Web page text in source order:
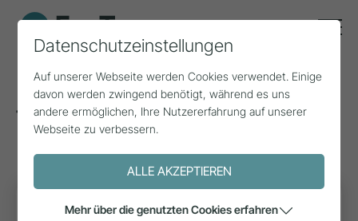
Tags zum Thema: MCI(2)
FORSCHUNG
Datenschutzeinstellungen
Auf unserer Webseite werden Cookies verwendet. Einige
davon werden zwingend benötigt, während es uns
andere ermöglichen, Ihre Nutzererfahrung auf unserer
Webseite zu verbessern.
ALLE AKZEPTIEREN
Mehr über die genutzten Cookies erfahren